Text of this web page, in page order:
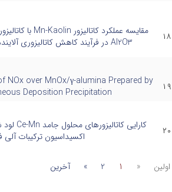
۱۸
Al2O3 در فرآیند کاهش کاتالیزوری آلاینده NOx با آمونیاک
۱۹
NOx over MnOx/γ-alumina Prepared by
Deposition Precipitation
۲۰
اکسیداسیون ترکیبات آلی
اولین «
1
2
» آخرین